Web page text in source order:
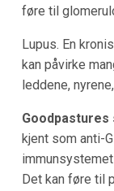
føre til
Lupus. En
kan påvirke
leddene,
Goodpastures
kjent som anti-
Det kan føre til